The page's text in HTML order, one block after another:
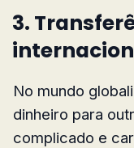
3.
No mundo
dinheiro para
complicado e